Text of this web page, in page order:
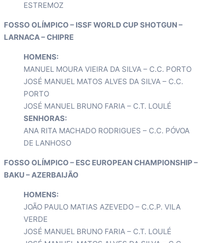
ESTREMOZ
FOSSO OLÍMPICO – ISSF WORLD CUP SHOTGUN –
LARNACA – CHIPRE
HOMENS:
MANUEL MOURA VIEIRA DA SILVA – C.C. PORTO
JOSÉ MANUEL MATOS ALVES DA SILVA – C.C.
PORTO
JOSÉ MANUEL BRUNO FARIA – C.T. LOULÉ
SENHORAS:
ANA RITA MACHADO RODRIGUES – C.C. PÓVOA
DE LANHOSO
FOSSO OLÍMPICO – ESC EUROPEAN CHAMPIONSHIP –
BAKU – AZERBAIJÃO
HOMENS:
JOÃO PAULO MATIAS AZEVEDO – C.C.P. VILA
VERDE
JOSÉ MANUEL BRUNO FARIA – C.T. LOULÉ